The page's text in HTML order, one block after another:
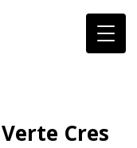
Cres